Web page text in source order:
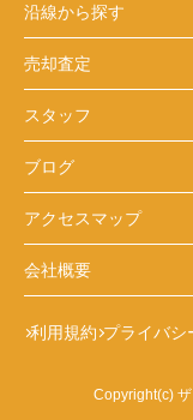
沿線から探す
売却査定
スタッフ
ブログ
アクセスマップ
会社概要
利用規約 プライバシ
Copyright(c)